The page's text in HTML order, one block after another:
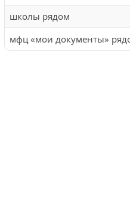
школы рядом
мфц «мои документы»